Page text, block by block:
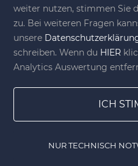
#Selfmade
© diy-family.com - Deine
weiter nutzen, stimmen Sie
zu. Bei weiteren Fragen
unsere
schreiben. Wenn du HIER
Analytics Auswertung
ICH
NUR TECHNISCH